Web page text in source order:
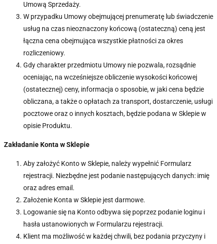
Umową Sprzedaży.
W przypadku Umowy obejmującej prenumeratę lub świadczenie
usług na czas nieoznaczony końcową (ostateczną) ceną jest
łączna cena obejmująca wszystkie płatności za okres
rozliczeniowy.
Gdy charakter przedmiotu Umowy nie pozwala, rozsądnie
oceniając, na wcześniejsze obliczenie wysokości końcowej
(ostatecznej) ceny, informacja o sposobie, w jaki cena będzie
obliczana, a także o opłatach za transport, dostarczenie, usługi
pocztowe oraz o innych kosztach, będzie podana w Sklepie w
opisie Produktu.
Zakładanie Konta w Sklepie
Aby założyć Konto w Sklepie, należy wypełnić Formularz
rejestracji. Niezbędne jest podanie następujących danych: imię
oraz adres email.
Założenie Konta w Sklepie jest darmowe.
Logowanie się na Konto odbywa się poprzez podanie loginu i
hasła ustanowionych w Formularzu rejestracji.
Klient ma możliwość w każdej chwili, bez podania przyczyny i